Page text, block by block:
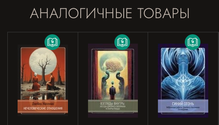
АНАЛОГИЧНЫЕ ТОВАРЫ